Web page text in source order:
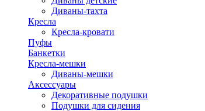
Диваны-тахта
Кресла
Кресла-кровати
Пуфы
Банкетки
Кресла-мешки
Диваны-мешки
Аксессуары
Декоративные подушки
Подушки для сидения